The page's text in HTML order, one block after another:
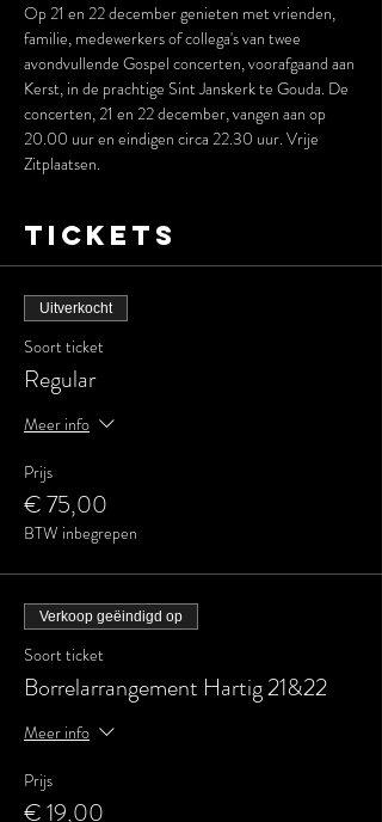
Op 21 en 22 december genieten met vrienden,
familie, medewerkers of collega's van twee
avondvullende Gospel concerten, voorafgaand aan
Kerst, in de prachtige Sint Janskerk te Gouda. De
concerten, 21 en 22 december, vangen aan op
20.00 uur en eindigen circa 22.30 uur. Vrije
Zitplaatsen.
Tickets
Uitverkocht
Soort ticket
Regular
Meer info
Prijs
€ 75,00
BTW inbegrepen
Verkoop geëindigd op
Soort ticket
Borrelarrangement Hartig 21&22
Meer info
Prijs
€ 19,00